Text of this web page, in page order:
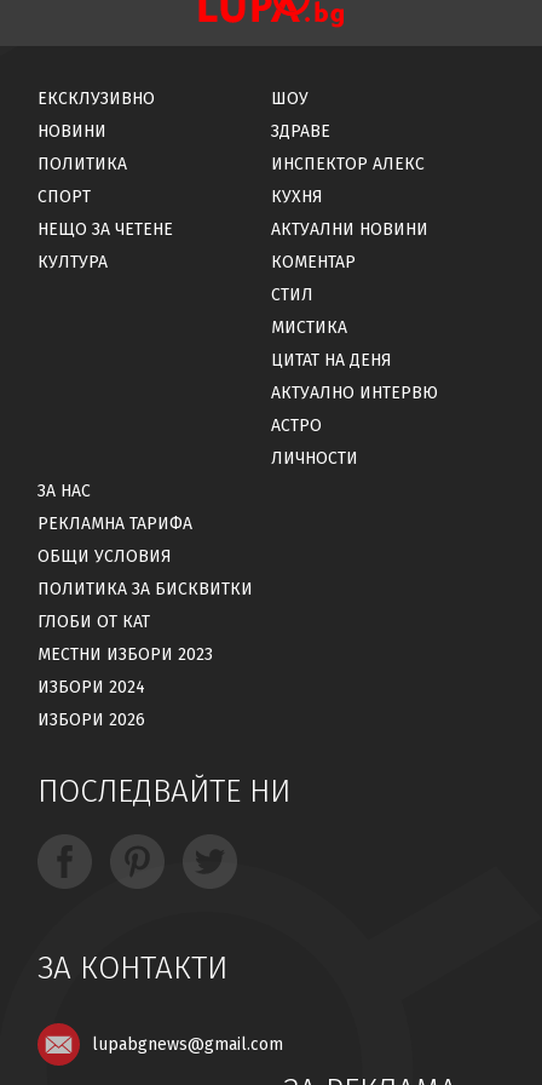
ЕКСКЛУЗИВНО
НОВИНИ
ПОЛИТИКА
СПОРТ
НЕЩО ЗА ЧЕТЕНЕ
КУЛТУРА
ШОУ
ЗДРАВЕ
ИНСПЕКТОР АЛЕКС
КУХНЯ
АКТУАЛНИ НОВИНИ
КОМЕНТАР
СТИЛ
МИСТИКА
ЦИТАТ НА ДЕНЯ
АКТУАЛНО ИНТЕРВЮ
АСТРО
ЛИЧНОСТИ
ЗА НАС
РЕКЛАМНА ТАРИФА
ОБЩИ УСЛОВИЯ
ПОЛИТИКА ЗА БИСКВИТКИ
ГЛОБИ ОТ КАТ
МЕСТНИ ИЗБОРИ 2023
ИЗБОРИ 2024
ИЗБОРИ 2026
ПОСЛЕДВАЙТЕ НИ
ЗА КОНТАКТИ
lupabgnews@gmail.com